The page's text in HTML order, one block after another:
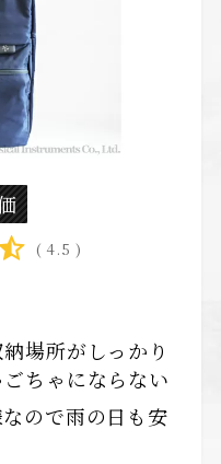
( 4.5 )
場所がしっかり
ちゃにならない
ので雨の日も安